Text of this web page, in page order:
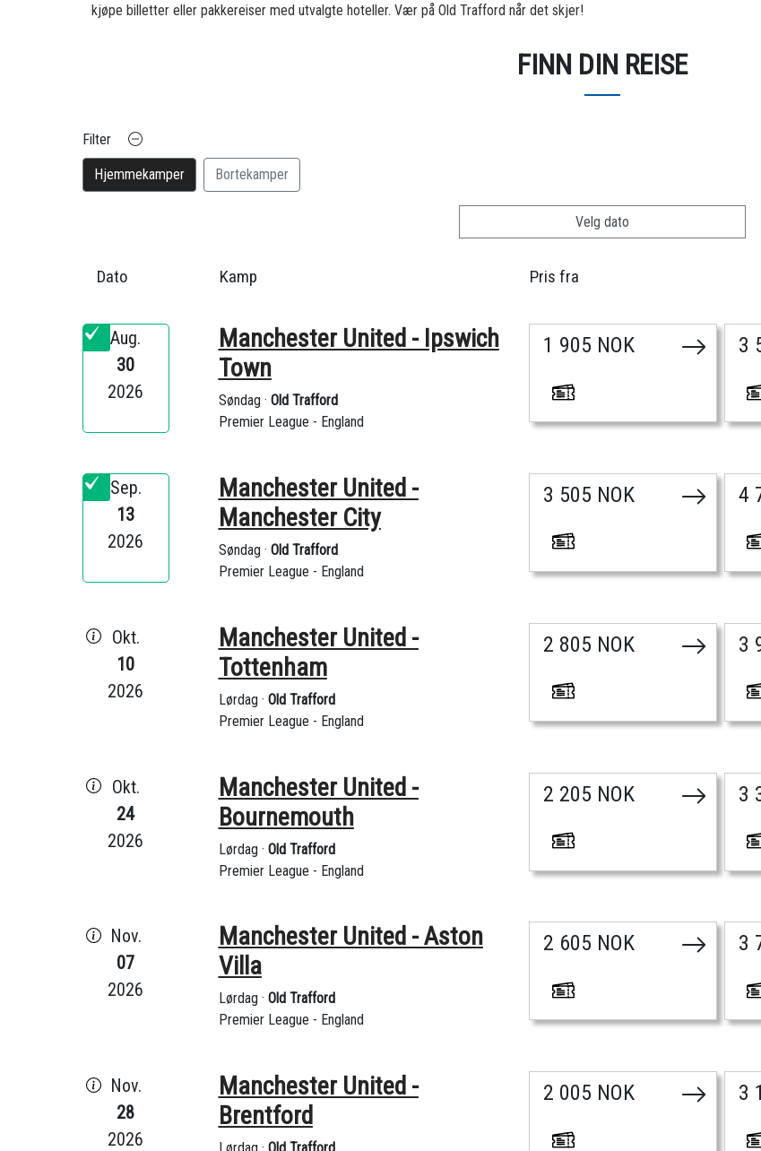
kjøpe billetter eller pakkereiser med utvalgte hoteller. Vær på Old Trafford når det skjer!